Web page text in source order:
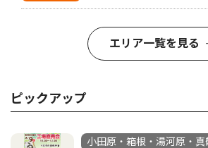
エリア一覧を見る
ピックアップ
小田原・箱根・湯河原・真